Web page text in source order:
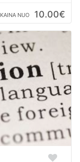
KAINA NUO 10.00€